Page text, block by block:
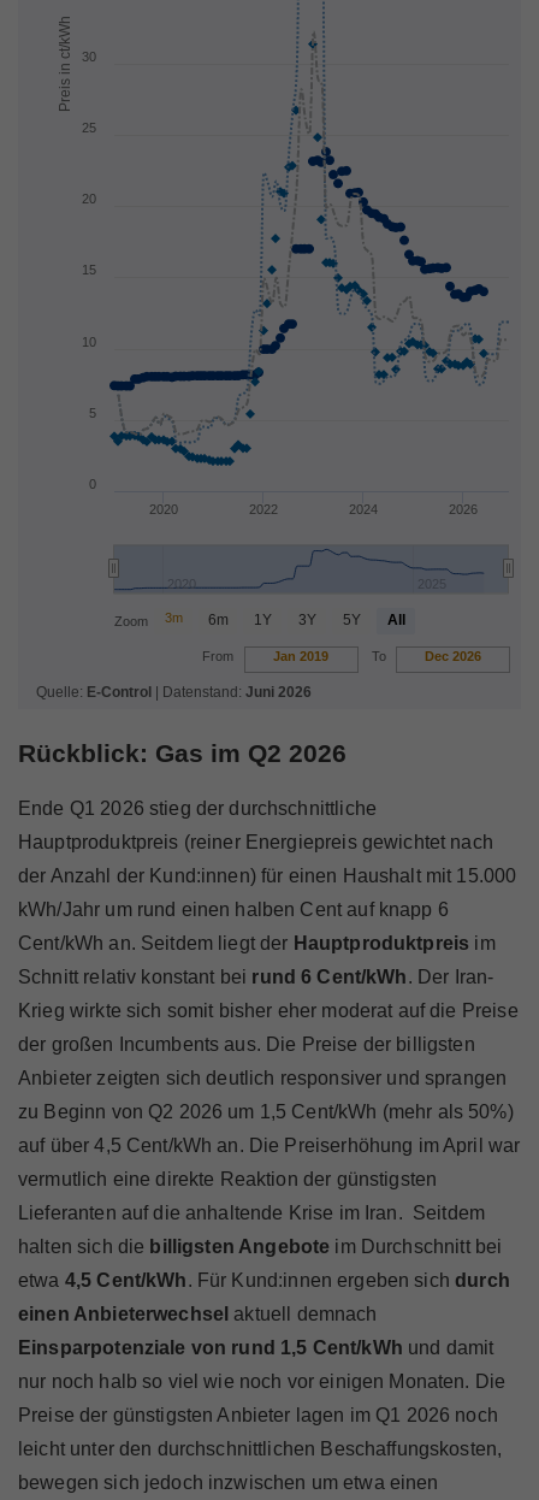
Rückblick: Gas im Q2 2026
Ende Q1 2026 stieg der durchschnittliche
Hauptproduktpreis (reiner Energiepreis gewichtet nach
der Anzahl der Kund:innen) für einen Haushalt mit 15.000
kWh/Jahr um rund einen halben Cent auf knapp 6
Cent/kWh an. Seitdem liegt der Hauptproduktpreis im
Schnitt relativ konstant bei rund 6 Cent/kWh. Der Iran-
Krieg wirkte sich somit bisher eher moderat auf die Preise
der großen Incumbents aus. Die Preise der billigsten
Anbieter zeigten sich deutlich responsiver und sprangen
zu Beginn von Q2 2026 um 1,5 Cent/kWh (mehr als 50%)
auf über 4,5 Cent/kWh an. Die Preiserhöhung im April war
vermutlich eine direkte Reaktion der günstigsten
Lieferanten auf die anhaltende Krise im Iran. Seitdem
halten sich die billigsten Angebote im Durchschnitt bei
etwa 4,5 Cent/kWh. Für Kund:innen ergeben sichdurch
einen Anbieterwechsel aktuell
demnach
Einsparpotenziale von rund 1,5 Cent/kWh und damit
nur noch halb so viel wie noch vor einigen Monaten. Die
Preise der günstigsten Anbieter lagen im Q1 2026 noch
leicht unter den durchschnittlichen Beschaffungskosten,
bewegen sich jedoch inzwischen um etwa einen